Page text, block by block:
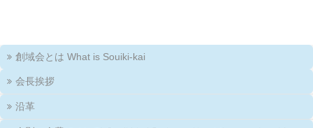
創域会とは What is Souiki-kai
会長挨拶
沿革